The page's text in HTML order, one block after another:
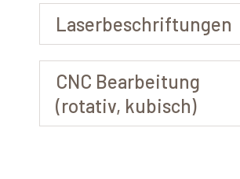
Laserbeschriftungen
CNC Bearbeitung
(rotativ, kubisch)